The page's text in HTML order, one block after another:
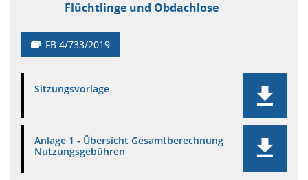
Flüchtlinge und Obdachlose
FB 4/733/2019
Sitzungsvorlage
Anlage 1 - Übersicht Gesamtberechnung
Nutzungsgebühren